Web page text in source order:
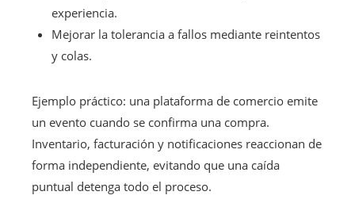
experiencia.
Mejorar la tolerancia a fallos mediante reintentos
y colas.
Ejemplo práctico: una plataforma de comercio emite
un evento cuando se confirma una compra.
Inventario, facturación y notificaciones reaccionan de
forma independiente, evitando que una caída
puntual detenga todo el proceso.